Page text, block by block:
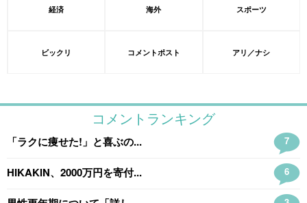
経済 海外 スポーツ
ビックリ コメントポスト アリ／ナシ